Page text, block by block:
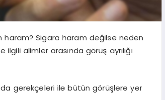
haram? Sigara haram değilse neden
alimler arasında görüş ayrılığı
gerekçeleri ile bütün görüşlere yer